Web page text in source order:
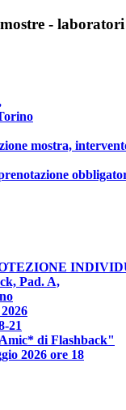
-
mostra,
Pad. A,
21
di Flashback"
2026 ore 18